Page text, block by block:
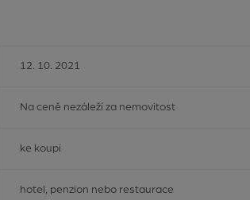
12. 10. 2021
Na ceně nezáleží za nemovitost
ke koupi
hotel, penzion nebo restaurace